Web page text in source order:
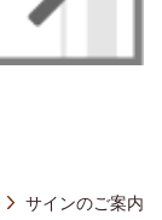
サインのご案内